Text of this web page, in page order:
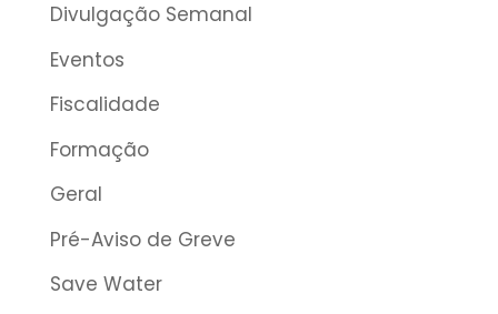
Divulgação Semanal
Eventos
Fiscalidade
Formação
Geral
Pré-Aviso de Greve
Save Water